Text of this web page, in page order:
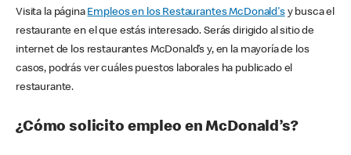
Visita la página Empleos en los Restaurantes McDonald'sy busca el
restaurante en el que estás interesado. Serás dirigido al sitio de
internet de los restaurantes McDonald’s y, en la mayoría de los
casos, podrás ver cuáles puestos laborales ha publicado el
restaurante.
¿Cómo solicito empleo en McDonald’s?